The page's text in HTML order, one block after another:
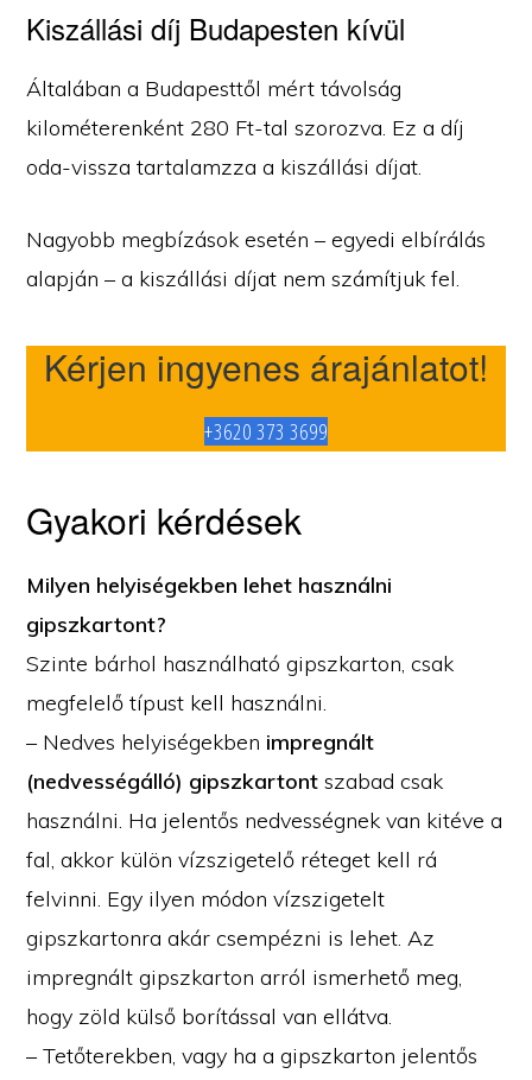
Kiszállási díj Budapesten kívül
Általában a Budapesttől mért távolság
kilométerenként 280 Ft-tal szorozva. Ez a díj
oda-vissza tartalamzza a kiszállási díjat.
Nagyobb megbízások esetén – egyedi elbírálás
alapján – a kiszállási díjat nem számítjuk fel.
Kérjen ingyenes árajánlatot!
+3620 373 3699
Gyakori kérdések
Milyen helyiségekben lehet használni
gipszkartont?
Szinte bárhol használható gipszkarton, csak
megfelelő típust kell használni.
– Nedves helyiségekben impregnált
(nedvességálló) gipszkartont szabad csak
használni. Ha jelentős nedvességnek van kitéve a
fal, akkor külön vízszigetelő réteget kell rá
felvinni. Egy ilyen módon vízszigetelt
gipszkartonra akár csempézni is lehet. Az
impregnált gipszkarton arról ismerhető meg,
hogy zöld külső borítással van ellátva.
– Tetőterekben, vagy ha a gipszkarton jelentős